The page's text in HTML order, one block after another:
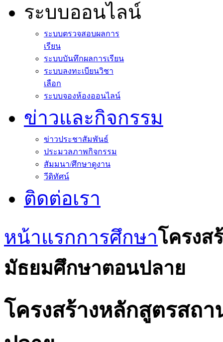
ระบบออนไลน์
ระบบตรวจสอบผลการ
เรียน
ระบบบันทึกผลการเรียน
ระบบลงทะเบียนวิชา
เลือก
ระบบจองห้องออนไลน์
ข่าวและกิจกรรม
ข่าวประชาสัมพันธ์
ประมวลภาพกิจกรรม
สัมมนา/ศึกษาดูงาน
วีดิทัศน์
ติดต่อเรา
หน้าแรกการศึกษาโครงส
มัธยมศึกษาตอนปลาย
โครงสร้างหลักสูตรสถ